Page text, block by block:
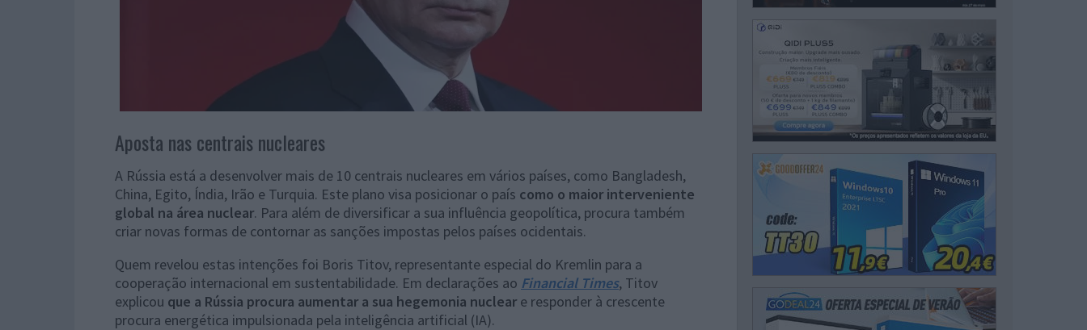
Aposta nas centrais nucleares
A Rússia está a desenvolver mais de 10 centrais nucleares em vários países, como Bangladesh,
China, Egito, Índia, Irão e Turquia. Este plano visa posicionar o país como o maior interveniente
global na área nuclear. Para além de diversificar a sua influência geopolítica, procura também
criar novas formas de contornar as sanções impostas pelos países ocidentais.
Quem revelou estas intenções foi Boris Titov, representante especial do Kremlin para a
cooperação internacional em sustentabilidade. Em declarações ao Financial Times, Titov
explicou que a Rússia procura aumentar a sua hegemonia nuclear e responder à crescente
procura energética impulsionada pela inteligência artificial (IA).